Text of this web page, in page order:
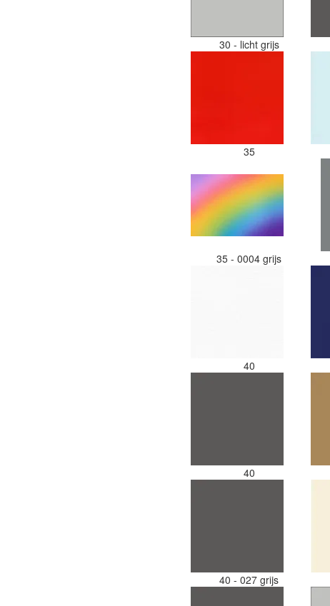
30 - licht grijs
35
35 - 0004 grijs
40
40
40 - 027 grijs